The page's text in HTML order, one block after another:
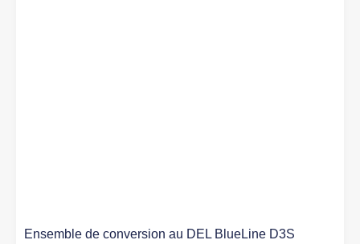
Ensemble de conversion au DEL BlueLine D3S